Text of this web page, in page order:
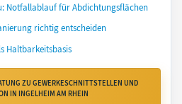
Notfallablauf für Abdichtungsflächen
richtig entscheiden
Haltbarkeitsbasis
ZU GEWERKESCHNITTSTELLEN UND
IN INGELHEIM AM RHEIN